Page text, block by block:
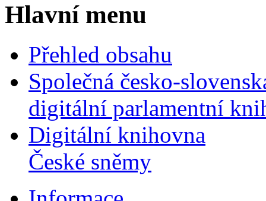
Hlavní menu
Přehled obsahu
Společná česko-
digitální parlamentní
Digitální knihovna
České sněmy